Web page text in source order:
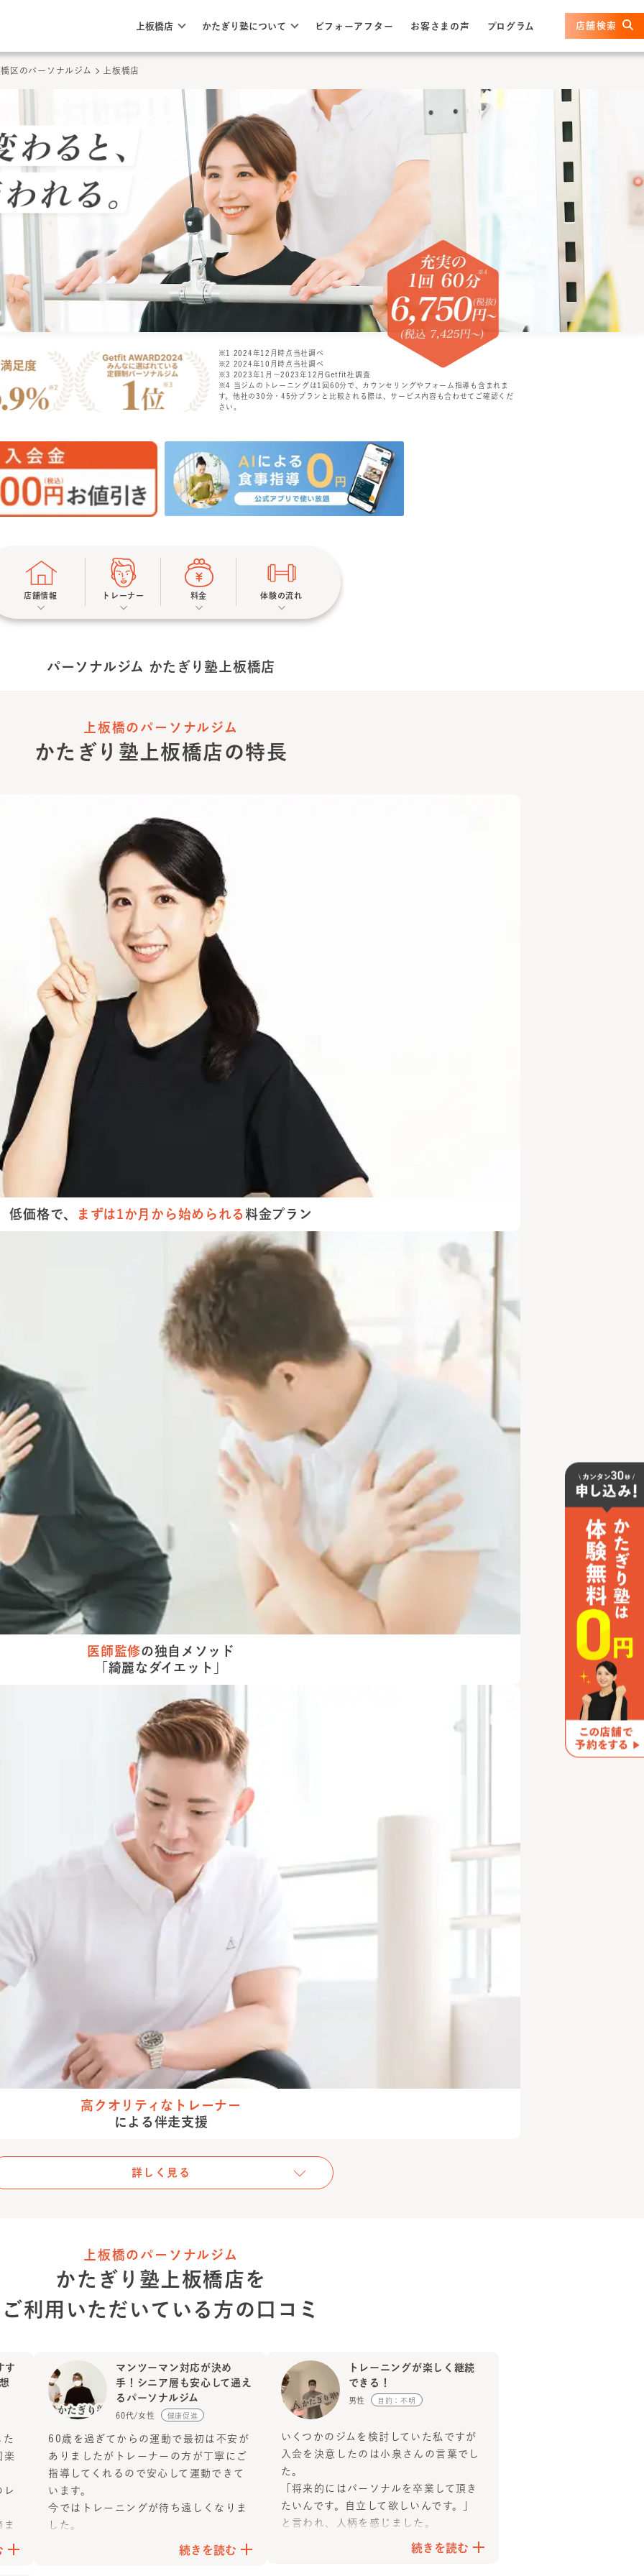
上板橋店 かたぎり塾について ビフォーアフター お客さまの声 プログラム 店舗検索
区のパーソナルジム 上板橋店
※1 2024年12月時点当社調べ
※2 2024年10月時点当社調べ
※3 2023年1月〜2023年12月Getfit社調査
※4 当ジムのトレーニングは1回60分で、カウンセリングやフォーム指導も含まれま
す。他社の30分・45分プランと比較される際は、サービス内容も合わせてご確認くだ
さい。
店舗情報 トレーナー 料金 体験の流れ
パーソナルジム かたぎり塾 上板橋店
上板橋のパーソナルジム
かたぎり塾 上板橋店の特長
低価格で、 まずは1か月から 始められる 料金プラン
医師監修の独自メソッド
「綺麗なダイエット」
高クオリティな トレーナー
による伴走支援
詳しく見る
上板橋のパーソナルジム
かたぎり塾 上板橋店を
ご利用いただいている方の 口コミ
す
楽
レ
マンツーマン対応が決め
手！シニア層も安心して通え
るパーソナルジム
60代/女性 健康促進
60歳を過ぎてからの運動で最初は不安が
ありましたがトレーナーの方が丁寧にご
指導してくれるので安心して運動できて
います。
今ではトレーニングが待ち遠しくなりま
した。
元々はスポーツジムに通っていましたが
より1対1で対応して貰えるパーソナルジ
続きを読む
トレーニングが楽しく継続
できる！
男性 目的：不明
いくつかのジムを検討していた私ですが
入会を決意したのは小泉さんの言葉でし
た。
「将来的にはパーソナルを卒業して頂き
たいんです。自立して欲しいんです。」
と言われ、人柄を感じました。
一緒に身体の悩みや目標について無理の
ない範囲で考えてくださり、トレーニン
続きを読む